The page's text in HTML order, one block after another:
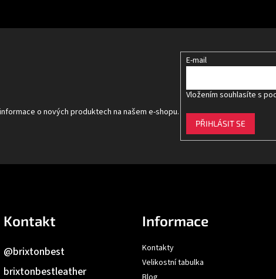
Kontakt
brixtonbestleather
@brixtonbest
Informace
Kontakty
Velikostní tabulka
o nových produktech na našem e-shopu.
E-mail
Vložením souhlasíte s
PŘIHLÁSIT SE